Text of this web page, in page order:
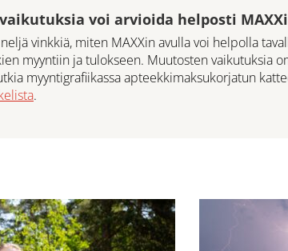
voi arvioida helposti
vinkkiä, miten MAXXin avulla voi helpolla
myyntiin ja tulokseen. Muutosten vaikutuksia
myyntigrafiikassa apteekkimaksukorjatun
.